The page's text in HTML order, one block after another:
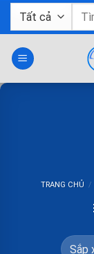
Bỏ
dung
Tìm
TRANG CHỦ /